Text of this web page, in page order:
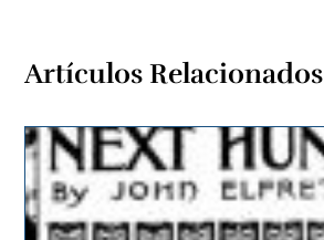
Artículos Relacionados